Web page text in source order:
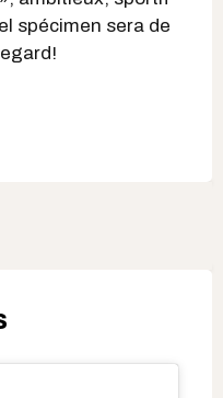
spécimen sera de